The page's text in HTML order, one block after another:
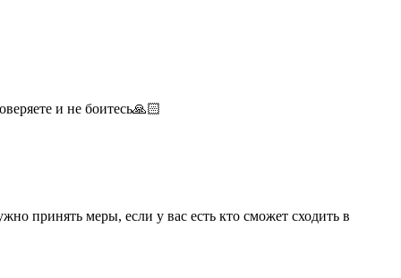
и не боитесь🙏🏻
принять меры, если у вас есть кто сможет сходить в